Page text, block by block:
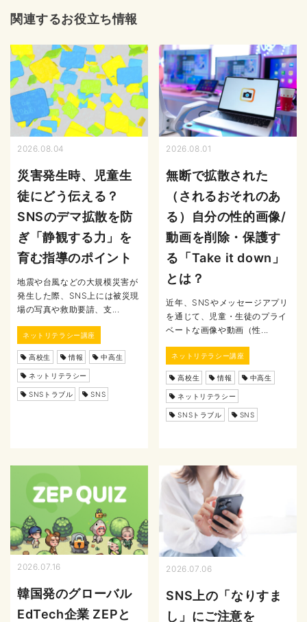
関連するお役立ち情報
2026.08.04
災害発生時、児童生
徒にどう伝える？
SNSのデマ拡散を防
ぎ「静観する力」を
育む指導のポイント
地震や台風などの大規模災害が
発生した際、SNS上には被災現
場の写真や救助要請、支...
ネットリテラシー講座
高校生 情報 中高生
ネットリテラシー
SNSトラブル SNS
2026.08.01
無断で拡散された
（されるおそれのあ
る）自分の性的画像/
動画を削除・保護す
る「Take it down」
とは？
近年、SNSやメッセージアプリ
を通じて、児童・生徒のプライ
ベートな画像や動画（性...
ネットリテラシー講座
高校生 情報 中高生
ネットリテラシー
SNSトラブル SNS
2026.07.16
韓国発のグローバル
EdTech企業 ZEPと
2026.07.06
SNS上の「なりすま
し」にご注意を